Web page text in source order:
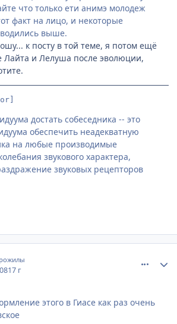
что только ети анимэ молодеж
факт на лицо, и некоторые
выше.
к посту в той теме, я потом ещё
Лайта и Лелуша после эволюции,
достать собеседника -- это
обеспечить неадекватную
на любые производимые
звукового характера,
звуковых рецепторов
17 г
этого в Гиасе как раз очень